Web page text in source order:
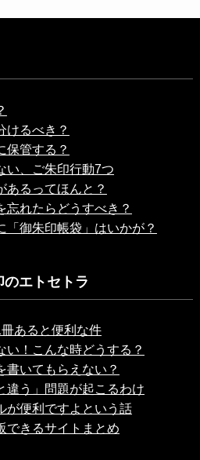
けるべき？
保管する？
い、ご朱印行動7つ
あるってほんと？
忘れたらどうすべき？
御朱印帳袋」はいかが？
エトセトラ
あると便利な件
！こんな時どうする？
書いてもらえない？
違う」問題が起こるわけ
が便利ですよという話
できるサイトまとめ